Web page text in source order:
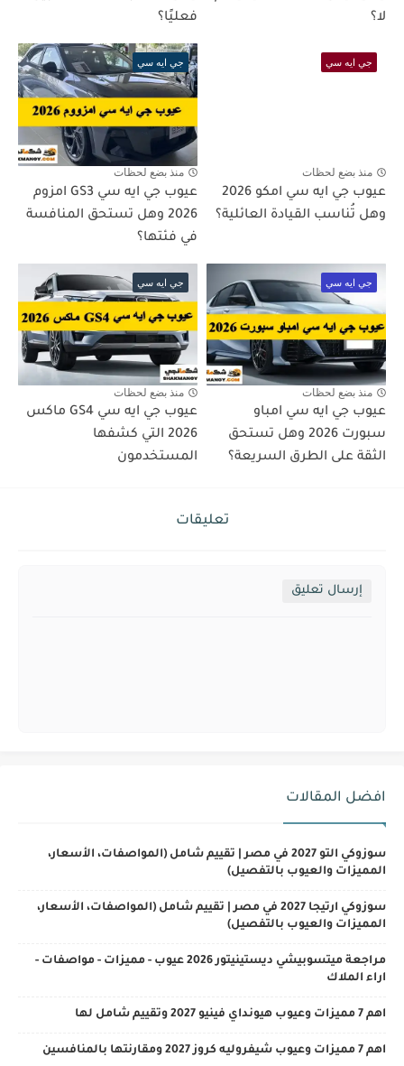
لا؟
فعليًا؟
جي ايه سي
منذ بضع لحظات
عيوب جي ايه سي امكو 2026
وهل تُناسب القيادة العائلية؟
جي ايه سي
منذ بضع لحظات
عيوب جي ايه سي GS3 امزوم
2026 وهل تستحق المنافسة
في فئتها؟
جي ايه سي
منذ بضع لحظات
عيوب جي ايه سي امباو
سبورت 2026 وهل تستحق
الثقة على الطرق السريعة؟
جي ايه سي
منذ بضع لحظات
عيوب جي ايه سي GS4 ماكس
2026 التي كشفها
المستخدمون
تعليقات
إرسال تعليق
افضل المقالات
سوزوكي التو 2027 في مصر | تقييم شامل (المواصفات، الأسعار،
المميزات والعيوب بالتفصيل)
سوزوكي ارتيجا 2027 في مصر | تقييم شامل (المواصفات، الأسعار،
المميزات والعيوب بالتفصيل)
مراجعة ميتسوبيشي ديستينيتور 2026 عيوب - مميزات - مواصفات -
اراء الملاك
اهم 7 مميزات وعيوب هيونداي فينيو 2027 وتقييم شامل لها
اهم 7 مميزات وعيوب شيفروليه كروز 2027 ومقارنتها بالمنافسين